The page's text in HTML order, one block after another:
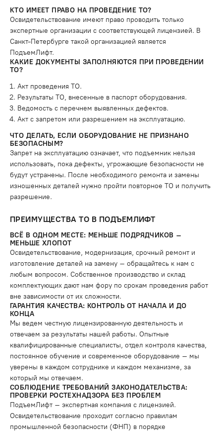
КТО ИМЕЕТ ПРАВО НА ПРОВЕДЕНИЕ ТО?
Освидетельствование имеют право проводить только
экспертные организации с соответствующей лицензией. В
Санкт-Петербурге такой организацией является
ПодъемЛифт.
КАКИЕ ДОКУМЕНТЫ ЗАПОЛНЯЮТСЯ ПРИ ПРОВЕДЕНИИ
ТО?
Акт проведения ТО.
Результаты ТО, внесенные в паспорт оборудования.
Ведомость с перечнем выявленных дефектов.
Акт с запретом или разрешением на эксплуатацию.
ЧТО ДЕЛАТЬ, ЕСЛИ ОБОРУДОВАНИЕ НЕ ПРИЗНАНО
БЕЗОПАСНЫМ?
Запрет на эксплуатацию означает, что подъемник нельзя
использовать, пока дефекты, угрожающие безопасности не
будут устранены. После необходимого ремонта и замены
изношенных деталей нужно пройти повторное ТО и получить
разрешение.
ПРЕИМУЩЕСТВА ТО В ПОДЪЕМЛИФТ
ВСЁ В ОДНОМ МЕСТЕ: МЕНЬШЕ ПОДРЯДЧИКОВ –
МЕНЬШЕ ХЛОПОТ
Освидетельствование, модернизация, срочный ремонт и
изготовление деталей на замену – обращайтесь к нам с
любым вопросом. Собственное производство и склад
комплектующих дают нам фору по срокам проведения работ
вне зависимости от их сложности.
ГАРАНТИЯ КАЧЕСТВА: КОНТРОЛЬ ОТ НАЧАЛА И ДО
КОНЦА
Мы ведем честную лицензированную деятельность и
отвечаем за результаты нашей работы. Опытные
квалифицированные специалисты, отдел контроля качества,
постоянное обучение и современное оборудование – мы
уверены в каждом сотруднике и каждом механизме, за
который мы отвечаем.
СОБЛЮДЕНИЕ ТРЕБОВАНИЙ ЗАКОНОДАТЕЛЬСТВА:
ПРОВЕРКИ РОСТЕХНАДЗОРА БЕЗ ПРОБЛЕМ
ПодъемЛифт – экспертная компания с лицензией.
Освидетельствование проходит согласно правилам
промышленной безопасности (ФНП) в порядке